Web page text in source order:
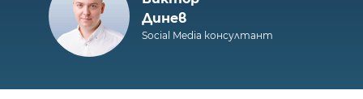
Динев
Social Media консултант